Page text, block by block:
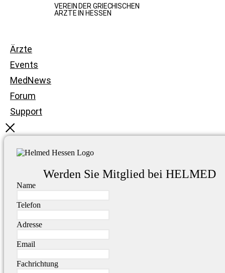
VEREIN DER GRIECHISCHEN
ARZTE IN HESSEN
Ärzte
Events
MedNews
Forum
Support
Werden Sie Mitglied bei HELMED
Name
Telefon
Adresse
Email
Fachrichtung